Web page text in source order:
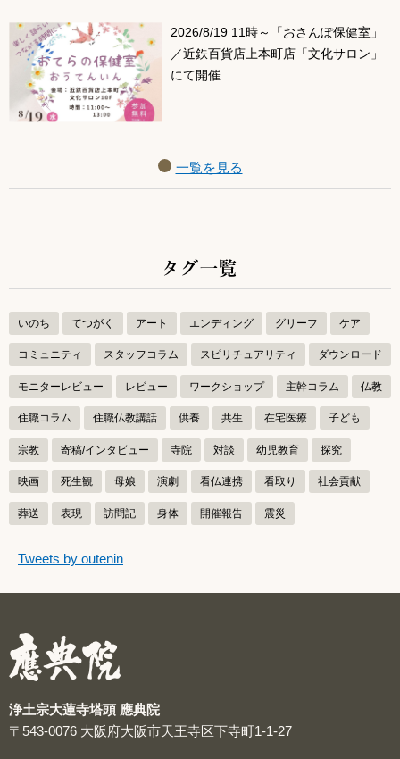
2026/8/19 11時～「おさんぽ保健室」
／近鉄百貨店上本町店「文化サロン」
にて開催
一覧を見る
タグ一覧
いのち てつがく アート エンディング グリーフ ケア
コミュニティ スタッフコラム スピリチュアリティ ダウンロード
モニターレビュー レビュー ワークショップ 主幹コラム 仏教
住職コラム 住職仏教講話 供養 共生 在宅医療 子ども
宗教 寄稿/インタビュー 寺院 対談 幼児教育 探究
映画 死生観 母娘 演劇 看仏連携 看取り 社会貢献
葬送 表現 訪問記 身体 開催報告 震災
つぶやき
つぶやきをスキップする
Tweets by outenin
浄土宗大蓮寺塔頭 應典院
〒543-0076 大阪府大阪市天王寺区下寺町1-1-27